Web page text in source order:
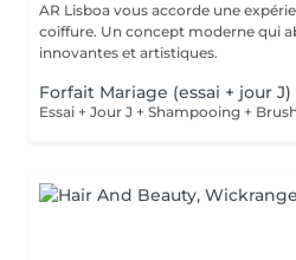
AR Lisboa vous accorde une
coiffure. Un concept moderne qui
innovantes et artistiques.
Forfait Mariage (essai + jour J)